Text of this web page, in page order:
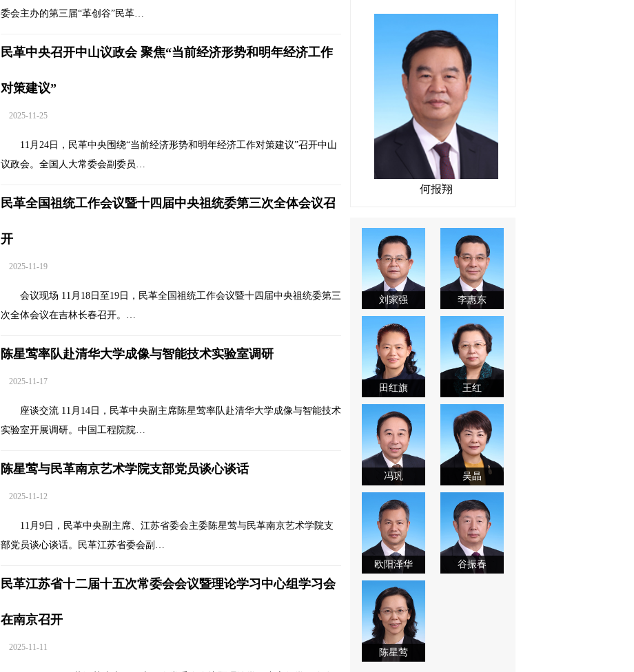
委会主办的第三届“革创谷”民革…
民革中央召开中山议政会 聚焦“当前经济形势和明年经济工作
对策建议”
2025-11-25
11月24日，民革中央围绕“当前经济形势和明年经济工作对策建议”召开中山
议政会。全国人大常委会副委员…
民革全国祖统工作会议暨十四届中央祖统委第三次全体会议召
开
2025-11-19
会议现场 11月18日至19日，民革全国祖统工作会议暨十四届中央祖统委第三
次全体会议在吉林长春召开。…
陈星莺率队赴清华大学成像与智能技术实验室调研
2025-11-17
座谈交流 11月14日，民革中央副主席陈星莺率队赴清华大学成像与智能技术
实验室开展调研。中国工程院院…
陈星莺与民革南京艺术学院支部党员谈心谈话
2025-11-12
11月9日，民革中央副主席、江苏省委会主委陈星莺与民革南京艺术学院支
部党员谈心谈话。民革江苏省委会副…
民革江苏省十二届十五次常委会会议暨理论学习中心组学习会
在南京召开
2025-11-11
何报翔
刘家强 李惠东
田红旗 王红
冯巩 吴晶
欧阳泽华 谷振春
陈星莺